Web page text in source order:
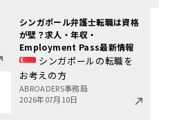
シンガポール弁護士転職は資格
が壁？求人・年収・
Employment Pass最新情報
シンガポールの転職を
お考えの方
ABROADERS事務局
2026年07月10日